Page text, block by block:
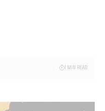
1 MIN READ